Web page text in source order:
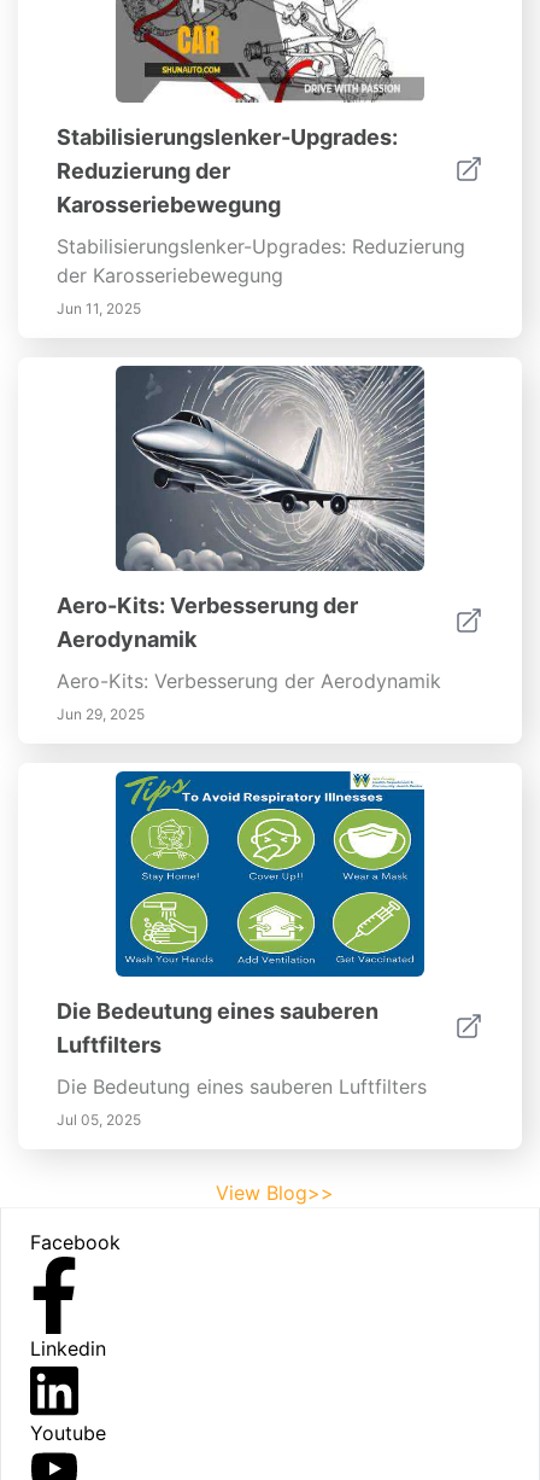
Stabilisierungslenker-Upgrades:
Reduzierung der
Karosseriebewegung
Stabilisierungslenker-Upgrades: Reduzierung
der Karosseriebewegung
Jun 11, 2025
Aero-Kits: Verbesserung der
Aerodynamik
Aero-Kits: Verbesserung der Aerodynamik
Jun 29, 2025
Die Bedeutung eines sauberen
Luftfilters
Die Bedeutung eines sauberen Luftfilters
Jul 05, 2025
View Blog>>
Facebook
Linkedin
Youtube